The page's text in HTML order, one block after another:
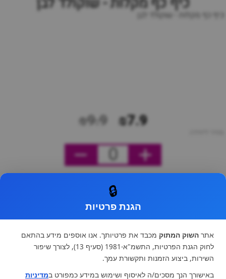
כיף כף מקלות - שוקולד לבן
₪7.9
₪9.9
0
🔒
הגנת פרטיות
אתר השוק המתוק מכבד את פרטיותך. אנו אוספים מידע בהתאם
לחוק הגנת הפרטיות, התשמ"א-1981 (סעיף 13), לצורך שיפור
השירות, ביצוע הזמנות ותקשורת עמך.
באישורך הנך מסכים/ה לאיסוף ושימוש במידע כמפורט במדיניות